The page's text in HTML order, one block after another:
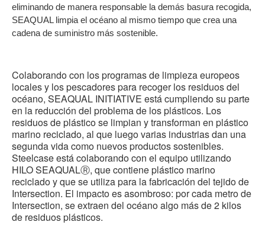
eliminando de manera responsable la demás basura recogida,
SEAQUAL limpia el océano al mismo tiempo que crea una
cadena de suministro más sostenible.
Colaborando con los programas de limpieza europeos
locales y los pescadores para recoger los residuos del
océano, SEAQUAL INITIATIVE está cumpliendo su parte
en la reducción del problema de los plásticos. Los
residuos de plástico se limpian y transforman en plástico
marino reciclado, al que luego varias industrias dan una
segunda vida como nuevos productos sostenibles.
Steelcase está colaborando con el equipo utilizando
HILO SEAQUALⓇ, que contiene plástico marino
reciclado y que se utiliza para la fabricación del tejido de
Intersection. El impacto es asombroso: por cada metro de
Intersection, se extraen del océano algo más de 2 kilos
de residuos plásticos.